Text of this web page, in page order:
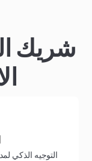
شريك
التوجيه الذكي